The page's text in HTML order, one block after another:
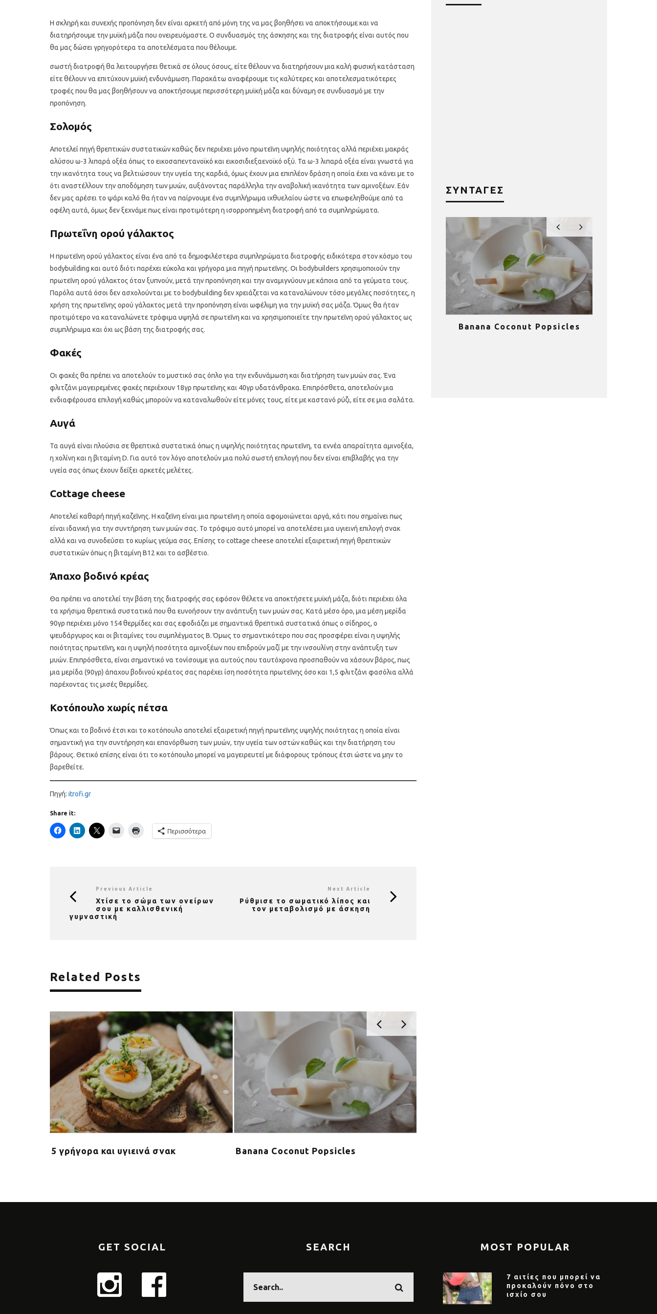
Η σκληρή και συνεχής προπόνηση δεν είναι αρκετή από μόνη της να μας βοηθήσει να αποκτήσουμε και να
διατηρήσουμε την μυϊκή μάζα που ονειρευόμαστε. Ο συνδυασμός της άσκησης και της διατροφής είναι αυτός που
θα μας δώσει γρηγορότερα τα αποτελέσματα που θέλουμε.
σωστή διατροφή θα λειτουργήσει θετικά σε όλους όσους, είτε θέλουν να διατηρήσουν μια καλή φυσική κατάσταση
είτε θέλουν να επιτύχουν μυϊκή ενδυνάμωση. Παρακάτω αναφέρουμε τις καλύτερες και αποτελεσματικότερες
τροφές που θα μας βοηθήσουν να αποκτήσουμε περισσότερη μυϊκή μάζα και δύναμη σε συνδυασμό με την
προπόνηση.
Σολομός
Αποτελεί πηγή θρεπτικών συστατικών καθώς δεν περιέχει μόνο πρωτεΐνη υψηλής ποιότητας αλλά περιέχει μακράς
αλύσου ω-3 λιπαρά οξέα όπως το εικοσαπεντανοϊκό και εικοσιδιεξαενοϊκό οξύ. Τα ω-3 λιπαρά οξέα είναι γνωστά για
την ικανότητα τους να βελτιώσουν την υγεία της καρδιά, όμως έχουν μια επιπλέον δράση η οποία έχει να κάνει με το
ότι αναστέλλουν την αποδόμηση των μυών, αυξάνοντας παράλληλα την αναβολική ικανότητα των αμινοξέων. Εάν
δεν μας αρέσει το ψάρι καλό θα ήταν να παίρνουμε ένα συμπλήρωμα ιχθυελαίου ώστε να επωφεληθούμε από τα
οφέλη αυτά, όμως δεν ξεχνάμε πως είναι προτιμότερη η ισορροπημένη διατροφή από τα συμπληρώματα.
Πρωτεΐνη ορού γάλακτος
Η πρωτεΐνη ορού γάλακτος είναι ένα από τα δημοφιλέστερα συμπληρώματα διατροφής ειδικότερα στον κόσμο του
bodybuilding και αυτό διότι παρέχει εύκολα και γρήγορα μια πηγή πρωτεΐνης. Οι bodybuilders χρησιμοποιούν την
πρωτεΐνη ορού γάλακτος όταν ξυπνούν, μετά την προπόνηση και την αναμιγνύουν με κάποια από τα γεύματα τους.
Παρόλα αυτά όσοι δεν ασχολούνται με το bodybuilding δεν χρειάζεται να καταναλώνουν τόσο μεγάλες ποσότητες, η
χρήση της πρωτεΐνης ορού γάλακτος μετά την προπόνηση είναι ωφέλιμη για την μυϊκή σας μάζα. Όμως θα ήταν
προτιμότερο να καταναλώνετε τρόφιμα υψηλά σε πρωτεΐνη και να χρησιμοποιείτε την πρωτεΐνη ορού γάλακτος ως
συμπλήρωμα και όχι ως βάση της διατροφής σας.
Φακές
Οι φακές θα πρέπει να αποτελούν το μυστικό σας όπλο για την ενδυνάμωση και διατήρηση των μυών σας. Ένα
φλιτζάνι μαγειρεμένες φακές περιέχουν 18γρ πρωτεΐνης και 40γρ υδατάνθρακα. Επιπρόσθετα, αποτελούν μια
ενδιαφέρουσα επιλογή καθώς μπορούν να καταναλωθούν είτε μόνες τους, είτε με καστανό ρύζι, είτε σε μια σαλάτα.
Αυγά
Τα αυγά είναι πλούσια σε θρεπτικά συστατικά όπως η υψηλής ποιότητας πρωτεΐνη, τα εννέα απαραίτητα αμινοξέα,
η χολίνη και η βιταμίνη D. Για αυτό τον λόγο αποτελούν μια πολύ σωστή επιλογή που δεν είναι επιβλαβής για την
υγεία σας όπως έχουν δείξει αρκετές μελέτες.
Cottage cheese
Αποτελεί καθαρή πηγή καζεΐνης. Η καζεΐνη είναι μια πρωτεΐνη η οποία αφομοιώνεται αργά, κάτι που σημαίνει πως
είναι ιδανική για την συντήρηση των μυών σας. Το τρόφιμο αυτό μπορεί να αποτελέσει μια υγιεινή επιλογή σνακ
αλλά και να συνοδεύσει το κυρίως γεύμα σας. Επίσης το cottage cheese αποτελεί εξαιρετική πηγή θρεπτικών
συστατικών όπως η βιταμίνη Β12 και το ασβέστιο.
Άπαχο βοδινό κρέας
Θα πρέπει να αποτελεί την βάση της διατροφής σας εφόσον θέλετε να αποκτήσετε μυϊκή μάζα, διότι περιέχει όλα
τα χρήσιμα θρεπτικά συστατικά που θα ευνοήσουν την ανάπτυξη των μυών σας. Κατά μέσο όρο, μια μέση μερίδα
90γρ περιέχει μόνο 154 θερμίδες και σας εφοδιάζει με σημαντικά θρεπτικά συστατικά όπως ο σίδηρος, ο
ψευδάργυρος και οι βιταμίνες του συμπλέγματος Β. Όμως το σημαντικότερο που σας προσφέρει είναι η υψηλής
ποιότητας πρωτεΐνη, και η υψηλή ποσότητα αμινοξέων που επιδρούν μαζί με την ινσουλίνη στην ανάπτυξη των
μυών. Επιπρόσθετα, είναι σημαντικό να τονίσουμε για αυτούς που ταυτόχρονα προσπαθούν να χάσουν βάρος, πως
μια μερίδα (90γρ) άπαχου βοδινού κρέατος σας παρέχει ίση ποσότητα πρωτεΐνης όσο και 1,5 φλιτζάνι φασόλια αλλά
παρέχοντας τις μισές θερμίδες.
Κοτόπουλο χωρίς πέτσα
Όπως και το βοδινό έτσι και το κοτόπουλο αποτελεί εξαιρετική πηγή πρωτεΐνης υψηλής ποιότητας η οποία είναι
σημαντική για την συντήρηση και επανόρθωση των μυών, την υγεία των οστών καθώς και την διατήρηση του
βάρους. Θετικό επίσης είναι ότι το κοτόπουλο μπορεί να μαγειρευτεί με διάφορους τρόπους έτσι ώστε να μην το
βαρεθείτε.
Πηγή: itrofi.gr
Share it:
Περισσότερα
Previous Article
Χτίσε το σώμα των ονείρων
σου με καλλισθενική
γυμναστική
Next Article
Ρύθμισε το σωματικό λίπος και
τον μεταβολισμό με άσκηση
Related Posts
5 γρήγορα και υγιεινά σνακ Banana Coconut Popsicles
ΣΥΝΤΑΓΕΣ
Υγιεινό κέικ λεμονιού με
παπαρουνόσπορο και μύρτιλα
Οι 4 πιο λαχταριστές βελουτέ
σούπες για τον χειμώνα
Banana Coconut Popsicles
GET SOCIAL SEARCH MOST POPULAR
7 αιτίες που μπορεί να
προκαλούν πόνο στο
ισχίο σου